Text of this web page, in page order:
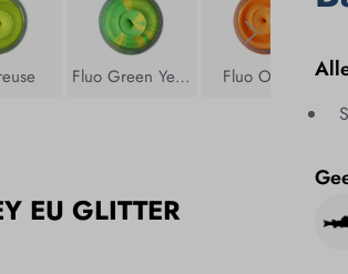
Fluo Green Yellow Fluo Orange
EU GLITTER